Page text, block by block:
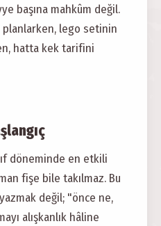
başına mahkûm değil.
planlarken, lego setinin
hatta kek tarifini
döneminde en etkili
fişe bile takılmaz. Bu
değil; "önce ne,
alışkanlık hâline